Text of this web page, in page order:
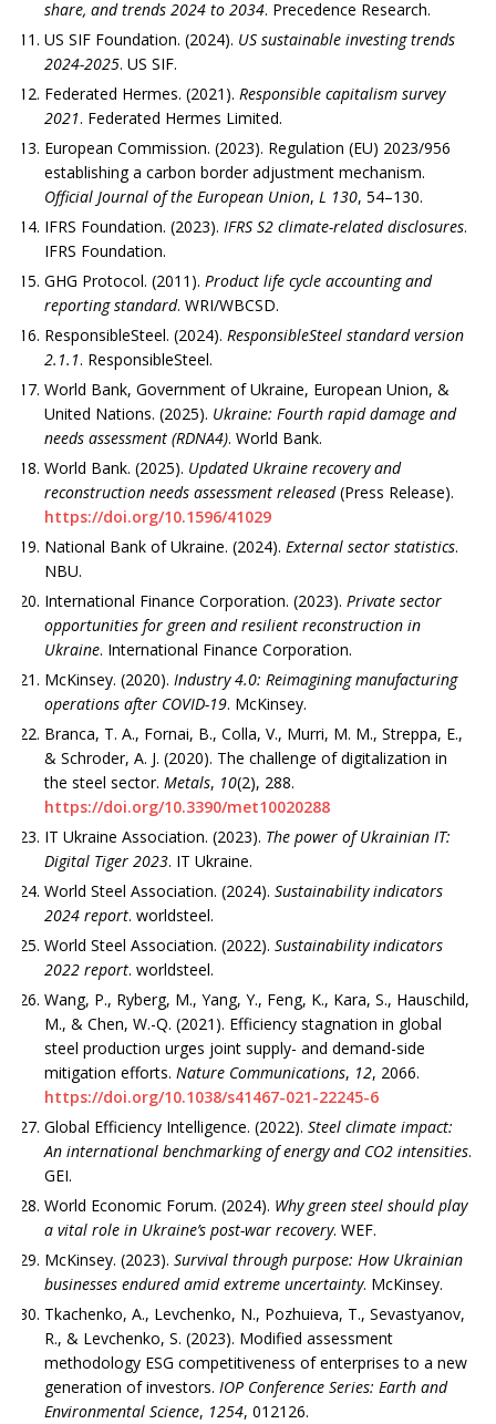
share, and trends 2024 to 2034. Precedence Research.
US SIF Foundation. (2024). US sustainable investing trends
2024-2025. US SIF.
Federated Hermes. (2021). Responsible capitalism survey
2021. Federated Hermes Limited.
European Commission. (2023). Regulation (EU) 2023/956
establishing a carbon border adjustment mechanism.
Official Journal of the European Union, L 130, 54–130.
IFRS Foundation. (2023). IFRS S2 climate-related disclosures.
IFRS Foundation.
GHG Protocol. (2011). Product life cycle accounting and
reporting standard. WRI/WBCSD.
ResponsibleSteel. (2024). ResponsibleSteel standard version
2.1.1. ResponsibleSteel.
World Bank, Government of Ukraine, European Union, &
United Nations. (2025). Ukraine: Fourth rapid damage and
needs assessment (RDNA4). World Bank.
World Bank. (2025). Updated Ukraine recovery and
reconstruction needs assessment released(Press Release).
https://doi.org/10.1596/41029
National Bank of Ukraine. (2024). External sector statistics.
NBU.
International Finance Corporation. (2023). Private sector
opportunities for green and resilient reconstruction in
Ukraine. International Finance Corporation.
McKinsey. (2020). Industry 4.0: Reimagining manufacturing
operations after COVID-19. McKinsey.
Branca, T. A., Fornai, B., Colla, V., Murri, M. M., Streppa, E.,
& Schrоder, A. J. (2020). The challenge of digitalization in
the steel sector. Metals, 10(2), 288.
https://doi.org/10.3390/met10020288
IT Ukraine Association. (2023). The power of Ukrainian IT:
Digital Tiger 2023. IT Ukraine.
World Steel Association. (2024). Sustainability indicators
2024 report. worldsteel.
World Steel Association. (2022). Sustainability indicators
2022 report. worldsteel.
Wang, P., Ryberg, M., Yang, Y., Feng, K., Kara, S., Hauschild,
M., & Chen, W.-Q. (2021). Efficiency stagnation in global
steel production urges joint supply- and demand-side
mitigation efforts. Nature Communications, 12, 2066.
https://doi.org/10.1038/s41467-021-22245-6
Global Efficiency Intelligence. (2022). Steel climate impact:
An international benchmarking of energy and CO2 intensities.
GEI.
World Economic Forum. (2024). Why green steel should play
a vital role in Ukraine’s post-war recovery. WEF.
McKinsey. (2023). Survival through purpose: How Ukrainian
businesses endured amid extreme uncertainty. McKinsey.
Tkachenko, A., Levchenko, N., Pozhuieva, T., Sevastyanov,
R., & Levchenko, S. (2023). Modified assess­ment
methodology ESG competitiveness of enterprises to a new
generation of investors. IOP Conference Series: Earth and
Environmental Science, 1254, 012126.